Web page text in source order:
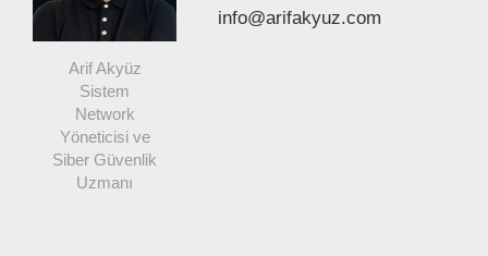
Arif Akyüz
Sistem
Network
Yöneticisi ve
Siber Güvenlik
Uzmanı
info@arifakyuz.com